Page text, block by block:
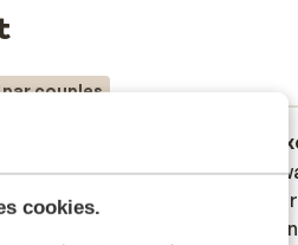
cookies.
couples
service och vi
ankomst. Suveränt
service och vi
ankomst. Suveränt
Alles
Alles